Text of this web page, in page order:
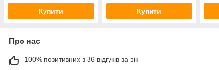
Купити Купити
Про нас
100% позитивних з 36 відгуків за рік